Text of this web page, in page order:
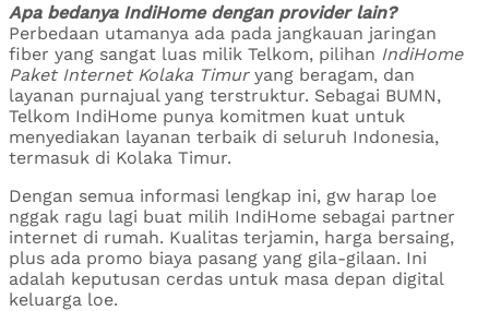
Apa bedanya IndiHome dengan provider lain?
Perbedaan utamanya ada pada jangkauan jaringan
fiber yang sangat luas milik Telkom, pilihan IndiHome
Paket Internet Kolaka Timuryang beragam, dan
layanan purnajual yang terstruktur. Sebagai BUMN,
Telkom IndiHome punya komitmen kuat untuk
menyediakan layanan terbaik di seluruh Indonesia,
termasuk di Kolaka Timur.
Dengan semua informasi lengkap ini, gw harap loe
nggak ragu lagi buat milih IndiHome sebagai partner
internet di rumah. Kualitas terjamin, harga bersaing,
plus ada promo biaya pasang yang gila-gilaan. Ini
adalah keputusan cerdas untuk masa depan digital
keluarga loe.